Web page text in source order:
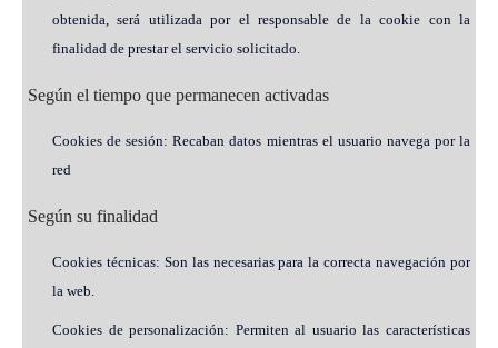
obtenida, será utilizada por el responsable de la cookie con la
finalidad de prestar el servicio solicitado.
Según el tiempo que permanecen activadas
Cookies de sesión: Recaban datos mientras el usuario navega por la
red
Según su finalidad
Cookies técnicas: Son las necesarias para la correcta navegación por
la web.
Cookies de personalización: Permiten al usuario las características